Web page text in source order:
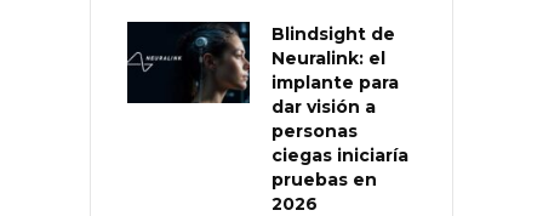
Blindsight de
Neuralink: el
implante para
dar visión a
personas
ciegas iniciaría
pruebas en
2026